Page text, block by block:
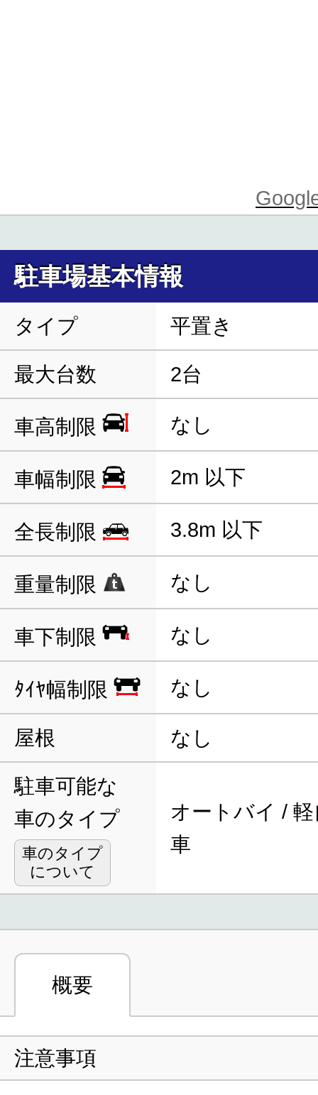
駐車場基本情報
タイプ 平置き
最大台数 2台
車高制限 なし
車幅制限 2m 以下
全長制限 3.8m 以下
重量制限 なし
車下制限 なし
ﾀｲﾔ幅制限 なし
屋根 なし
駐車可能な
車のタイプ
車のタイプ
について
オートバイ /
車
概要
注意事項